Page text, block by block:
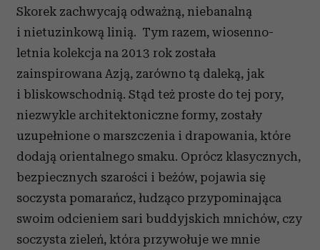
Skorek zachwycają odważną, niebanalną
i nietuzinkową linią. Tym razem, wiosenno-
letnia kolekcja na 2013 rok została
zainspirowana Azją, zarówno tą daleką, jak
i bliskowschodnią. Stąd też proste do tej pory,
niezwykle architektoniczne formy, zostały
uzupełnione o marszczenia i drapowania, które
dodają orientalnego smaku. Oprócz klasycznych,
bezpiecznych szarości i beżów, pojawia się
soczysta pomarańcz, łudząco przypominająca
swoim odcieniem sari buddyjskich mnichów, czy
soczysta zieleń, która przywołuje we mnie